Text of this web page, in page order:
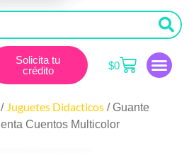
Solicita tu
crédito
$0
/ Juguetes Didacticos / Guante
Cuentos Multicolor